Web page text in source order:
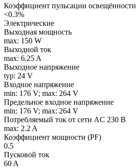
Коэффициент пульсации освещённости
<0.3%
Электрические
Выходная мощность
max: 150 W
Выходной ток
max: 6.25 A
Выходное напряжение
typ: 24 V
Входное напряжение
min: 176 V; max: 264 V
Предельное входное напряжение
min: 176 V; max: 264 V
Потребляемый ток от сети AC 230 В
max: 2.2 A
Коэффициент мощности (PF)
0.5
Пусковой ток
60 A